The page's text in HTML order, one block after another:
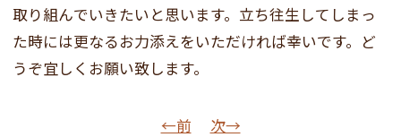
取り組んでいきたいと思います。立ち往生してしまっ
た時には更なるお力添えをいただければ幸いです。ど
うぞ宜しくお願い致します。
←前 次→